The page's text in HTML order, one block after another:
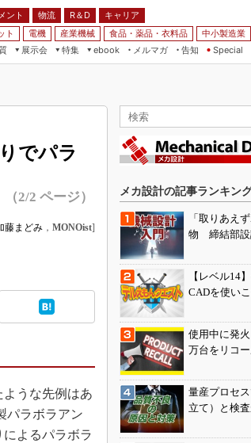
ント 物流 R＆D
キャリア
ト 電機 産業機械 食品・薬品・衣料品
中小製造業
展示会
特集
ebook
メルマガ
告知 Special
でパラ
（2/2 ページ）
藤まどみ ， MONOist]
うな先例はあ
パラボラアン
よるパラボラ
メカ設計の記事ランキン
「取りあえ
物 締結部設
【レベル14
CADを使い
使用中に発
万台をリコ
量産プロセ
立て）と検